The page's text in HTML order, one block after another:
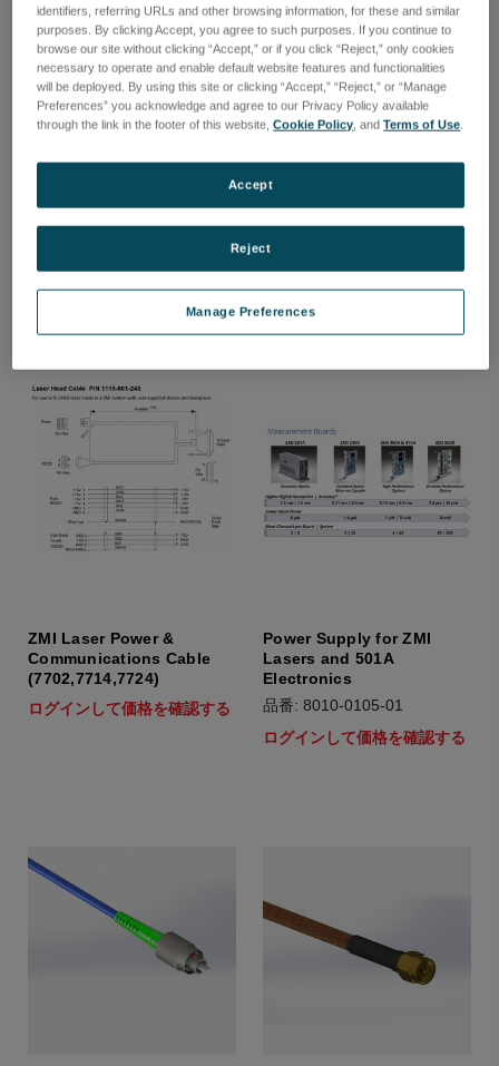
(7705)
ログインして価格を確認する
ZMI 1000 System Laser
Cable Adapter
ログインして価格を確認する
ZMI Laser Power &
Communications Cable
(7702,7714,7724)
ログインして価格を確認する
Power Supply for ZMI
Lasers and 501A
Electronics
品番: 8010-0105-01
ログインして価格を確認する
identifiers, referring URLs and other browsing information, for these and similar
purposes. By clicking Accept, you agree to such purposes. If you continue to
browse our site without clicking “Accept,” or if you click “Reject,” only cookies
necessary to operate and enable default website features and functionalities
will be deployed. By using this site or clicking “Accept,” “Reject,” or “Manage
Preferences” you acknowledge and agree to our Privacy Policy available
through the link in the footer of this website,Cookie Policy , andTerms of Use
Manage Preferences
Reject
Accept